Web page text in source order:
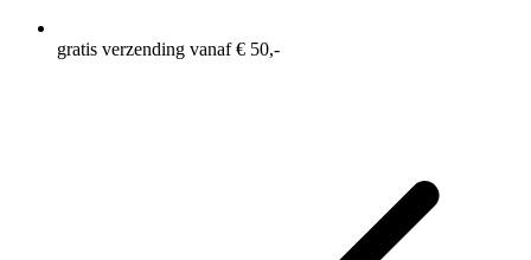
gratis verzending vanaf € 50,-